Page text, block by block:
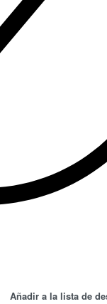
Añadir a la lista de